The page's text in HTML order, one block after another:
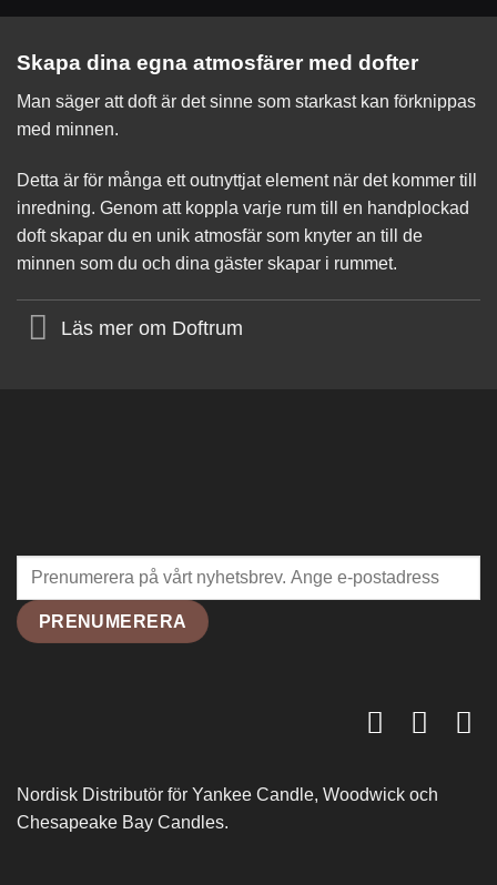
Skapa dina egna atmosfärer med dofter
Man säger att doft är det sinne som starkast kan förknippas
med minnen.
Detta är för många ett outnyttjat element när det kommer till
inredning. Genom att koppla varje rum till en handplockad
doft skapar du en unik atmosfär som knyter an till de
minnen som du och dina gäster skapar i rummet.
Läs mer om Doftrum
Nordisk Distributör för Yankee Candle, Woodwick och
Chesapeake Bay Candles.